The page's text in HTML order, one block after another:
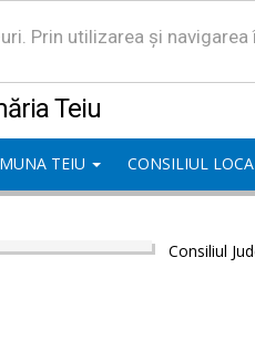
Prin utilizarea și
Teiu
TEIU CONSILIUL
Consiliul